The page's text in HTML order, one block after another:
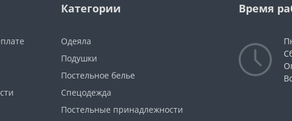
Категории
Одеяла
Подушки
Постельное белье
Спецодежда
Постельные принадлежности
Время